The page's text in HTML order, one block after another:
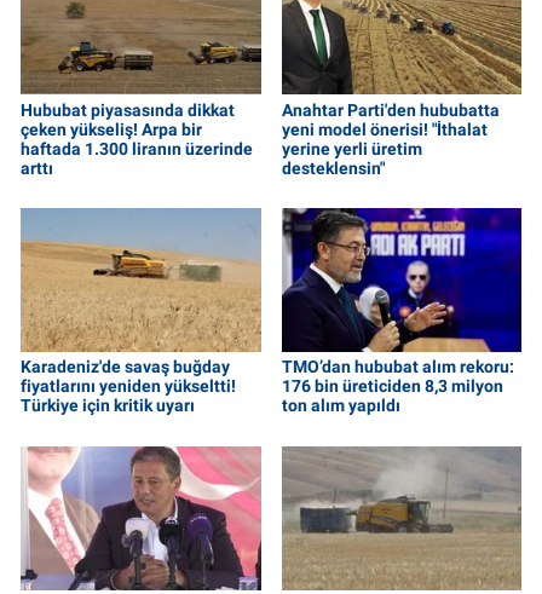
Hububat piyasasında dikkat
çeken yükseliş! Arpa bir
haftada 1.300 liranın üzerinde
arttı
Anahtar Parti'den hububatta
yeni model önerisi! "İthalat
yerine yerli üretim
desteklensin"
Karadeniz'de savaş buğday
fiyatlarını yeniden yükseltti!
Türkiye için kritik uyarı
TMO’dan hububat alım rekoru:
176 bin üreticiden 8,3 milyon
ton alım yapıldı